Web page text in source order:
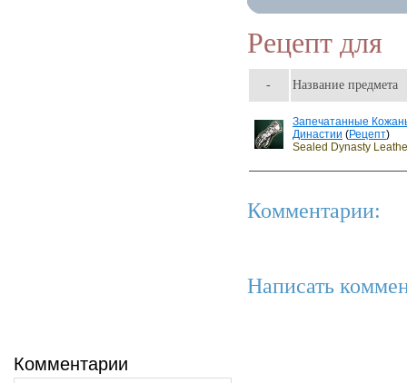
Комментарии
Рецепт для
- Название предмета
Запечатанные
Династии (Рецепт)
Sealed Dynasty
Комментарии:
Написать